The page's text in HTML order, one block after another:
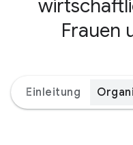
Frauen
Einleitung